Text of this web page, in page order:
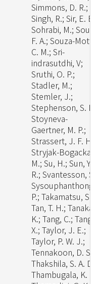
Simmons, D. R.;
Singh, R.; Sir, E.
Sohrabi, M.;
F. A.; Souza-
C. M.; Sri-
indrasutdhi, V;
Sruthi, O. P.;
Stadler, M.;
Stemler, J.;
Stephenson, S.
Stoyneva-
Gaertner, M. P.;
Strassert, J. F. H.;
Stryjak-Bogacka,
M.; Su, H.; Sun, Y.
R.; Svantesson,
Sysouphanthong,
P.; Takamatsu, S.;
Tan, T. H.; Tanaka,
K.; Tang, C.; Tang,
X.; Taylor, J. E.;
Taylor, P. W. J.;
Tennakoon, D. S.;
Thakshila, S. A.
Thambugala, K.